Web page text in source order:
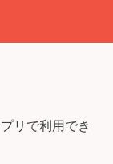
リで利用でき